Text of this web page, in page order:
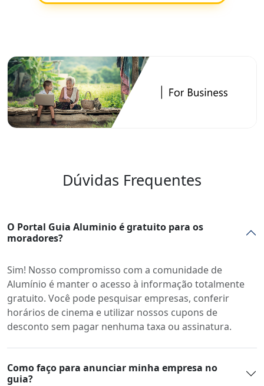
Dúvidas Frequentes
O Portal Guia Aluminio é gratuito para os
moradores?
Sim! Nosso compromisso com a comunidade de
Alumínio é manter o acesso à informação totalmente
gratuito. Você pode pesquisar empresas, conferir
horários de cinema e utilizar nossos cupons de
desconto sem pagar nenhuma taxa ou assinatura.
Como faço para anunciar minha empresa no
guia?